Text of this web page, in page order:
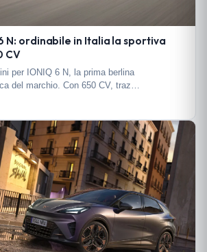
N: ordinabile in Italia la sportiva
CV
per IONIQ 6 N, la prima berlina
del marchio. Con 650 CV, traz…